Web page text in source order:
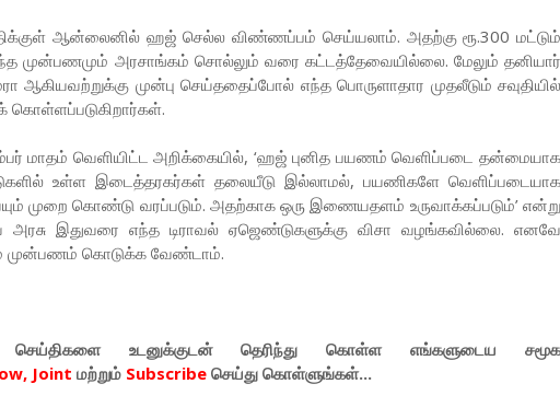
ஆன்லைனில் ஹஜ் செல்ல விண்ணப்பம் செய்யலாம். அதற்கு ரூ.300 மட்டும்
முன்பணமும் அரசாங்கம் சொல்லும் வரை கட்டத்தேவையில்லை. மேலும் தனியார்
ஆகியவற்றுக்கு முன்பு செய்ததைப்போல் எந்த பொருளாதார முதலீடும் சவுதியில்
கொள்ளப்படுகிறார்கள்.
மாதம் வெளியிட்ட அறிக்கையில், ‘ஹஜ் புனித பயணம் வெளிப்படை தன்மையாக
உள்ள இடைத்தரகர்கள் தலையீடு இல்லாமல், பயணிகளே வெளிப்படையாக
முறை கொண்டு வரப்படும். அதற்காக ஒரு இணையதளம் உருவாக்கப்படும்’ என்று
அரசு இதுவரை எந்த டிராவல் ஏஜெண்டுகளுக்கு விசா வழங்கவில்லை. எனவே
முன்பணம் கொடுக்க வேண்டாம்.
உடனுக்குடன் தெரிந்து கொள்ளஎங்களுடைய சமூக
Joint மற்றும் Subscribe செய்து கொள்ளுங்கள்...